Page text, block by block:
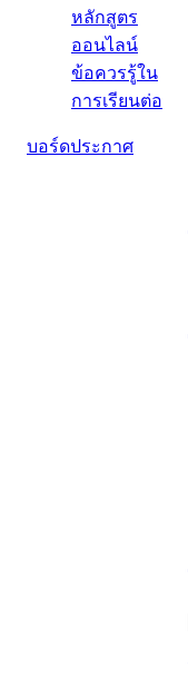
หลักสูตร
ออนไลน์
ข้อควรรู้ใน
การเรียนต่อ
บอร์ดประกาศ